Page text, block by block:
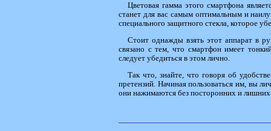
Цветовая гамма этого смартфона
станет для вас самым оптимальным и
специального защитного стекла, которое
Стоит однажды взять этот аппарат в
связано с тем, что смартфон имеет
следует убедиться в этом лично.
Так что, знайте, что говоря об
претензий. Начиная пользоваться им, вы
они нажимаются без посторонних и лишних